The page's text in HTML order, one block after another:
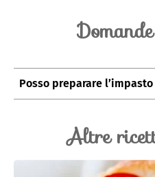
Posso preparare
prima della frittura.
Altre